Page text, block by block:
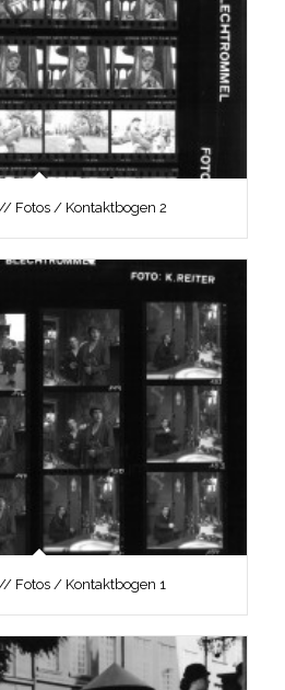
// Fotos / Kontaktbogen 2
// Fotos / Kontaktbogen 1